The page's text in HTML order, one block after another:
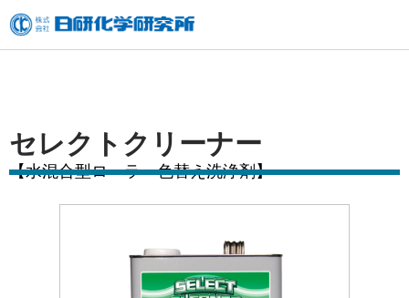
内
セレクトクリーナー
【水混合型ローラー色替え洗浄剤】